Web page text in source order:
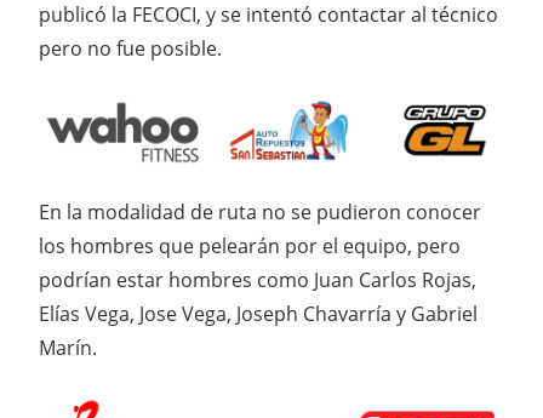
publicó la FECOCI, y se intentó contactar al técnico
pero no fue posible.
En la modalidad de ruta no se pudieron conocer
los hombres que pelearán por el equipo, pero
podrían estar hombres como Juan Carlos Rojas,
Elías Vega, Jose Vega, Joseph Chavarría y Gabriel
Marín.